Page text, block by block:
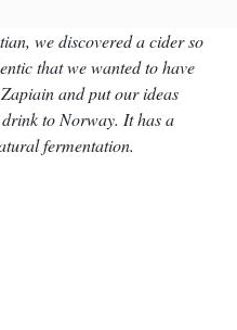
we discovered a cider so
that we wanted to have
and put our ideas
to Norway. It has a
fermentation.